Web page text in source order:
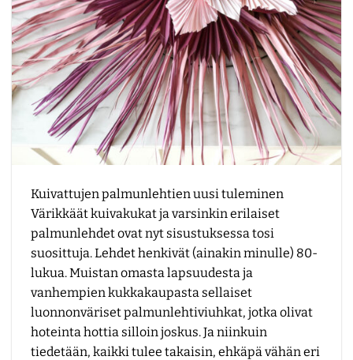
Kuivattujen palmunlehtien uusi tuleminen
Värikkäät kuivakukat ja varsinkin erilaiset
palmunlehdet ovat nyt sisustuksessa tosi
suosittuja. Lehdet henkivät (ainakin minulle) 80-
lukua. Muistan omasta lapsuudesta ja
vanhempien kukkakaupasta sellaiset
luonnonväriset palmunlehtiviuhkat, jotka olivat
hoteinta hottia silloin joskus. Ja niinkuin
tiedetään, kaikki tulee takaisin, ehkäpä vähän eri